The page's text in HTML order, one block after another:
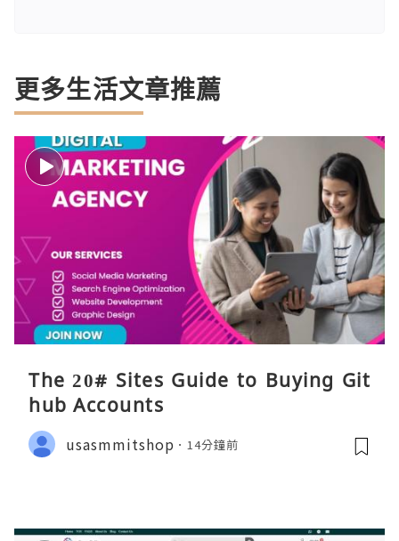
更多生活文章推薦
The 20# Sites Guide to Buying Git
hub Accounts
usasmmitshop 14分鐘前